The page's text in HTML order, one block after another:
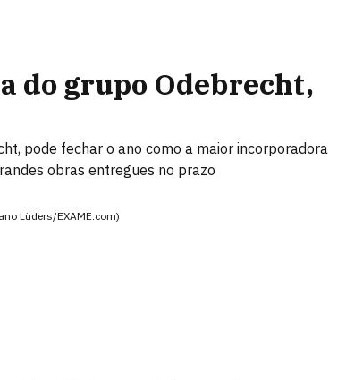
do grupo Odebrecht,
pode fechar o ano como a maior incorporadora
obras entregues no prazo
Lüders/EXAME.com)